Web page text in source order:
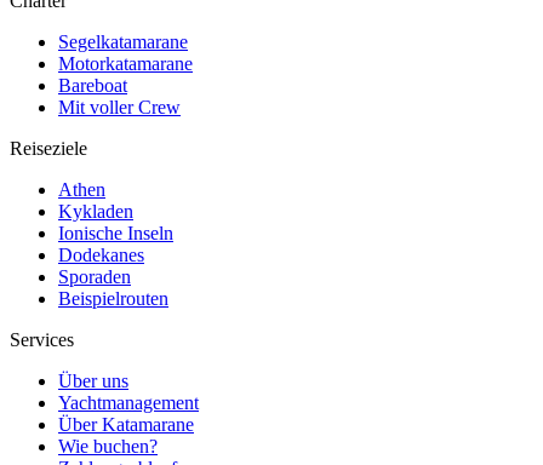
Segelkatamarane
Motorkatamarane
Bareboat
Mit voller Crew
Reiseziele
Athen
Kykladen
Ionische Inseln
Dodekanes
Sporaden
Beispielrouten
Services
Über uns
Yachtmanagement
Über Katamarane
Wie buchen?